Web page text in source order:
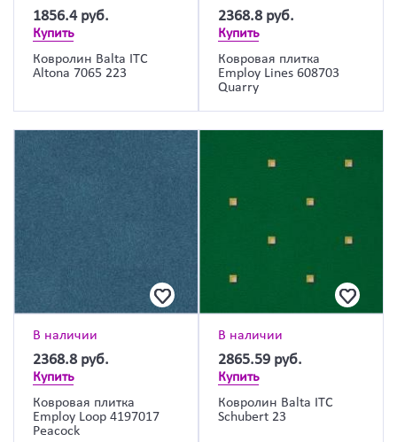
1856.4 руб.
Купить
Ковролин Balta ITC
Altona 7065 223
2368.8 руб.
Купить
Ковровая плитка
Employ Lines 608703
Quarry
В наличии
2368.8 руб.
Купить
Ковровая плитка
Employ Loop 4197017
Peacock
В наличии
2865.59 руб.
Купить
Ковролин Balta ITC
Schubert 23